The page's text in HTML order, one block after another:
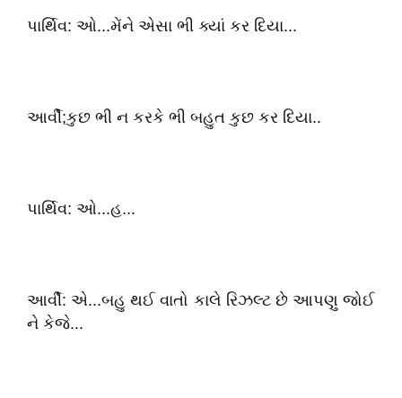
પાર્થિવ: ઓ...મેંને એસા ભી ક્યાં કર દિયા...
આર્વી;કુછ ભી ન કરકે ભી બહુત કુછ કર દિયા..
પાર્થિવ: ઓ...હ...
આર્વી: એ...બહુ થઈ વાતો કાલે રિઝલ્ટ છે આપણુ જોઈ
ને કેજે...